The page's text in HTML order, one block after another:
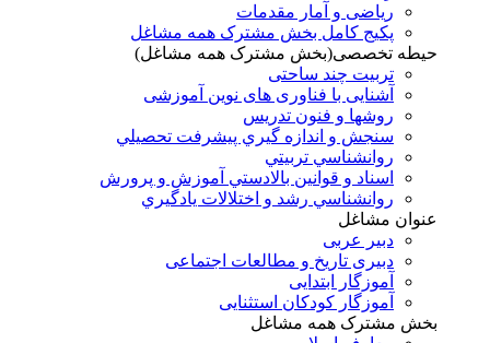
ریاضی و آمار مقدمات
پکیج کامل بخش مشترک همه مشاغل
حیطه تخصصی(بخش مشترک همه مشاغل)
تربیت چند ساحتی
آشنایی با فناوری های نوین آموزشی
روشها و فنون تدريس
سنجش و اندازه گيري پيشرفت تحصيلي
روانشناسي تربيتي
اسناد و قوانين بالادستي آموزش و پرورش
روانشناسي رشد و اختلالات يادگيري
عنوان مشاغل
دبير عربی
دبیری تاریخ و مطالعات اجتماعی
آموزگار ابتدایی
آموزگار کودکان استثنایی
بخش مشترک همه مشاغل